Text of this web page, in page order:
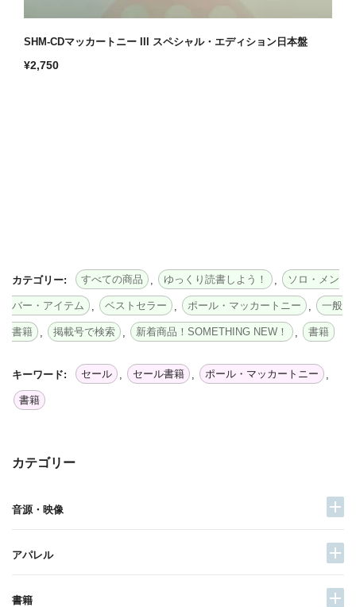
カテゴリー
音源・映像
アパレル
書籍
SHM-CDマッカートニー III スペシャル・エディション日本盤
通
¥2,750
カテゴリー: すべての商品 ゆっくり読書しよう！ ソロ・メン
バー・アイテム ベストセラー ポール・マッカートニー 一般
書籍 掲載号で検索 新着商品！SOMETHING NEW！ 書籍
キーワード: セール セール書籍 ポール・マッカートニー
書籍